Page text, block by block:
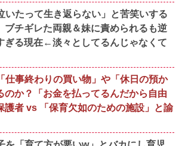
いたって生き返らない」と苦笑いする
ブチギレた両親＆妹に責められるも逆
ぎる現在←淡々としてるんじゃなくて
仕事終わりの買い物」や「休日の預か
のか？「お金を払ってるんだから自由
護者 vs 「保育欠如のための施設」と諭